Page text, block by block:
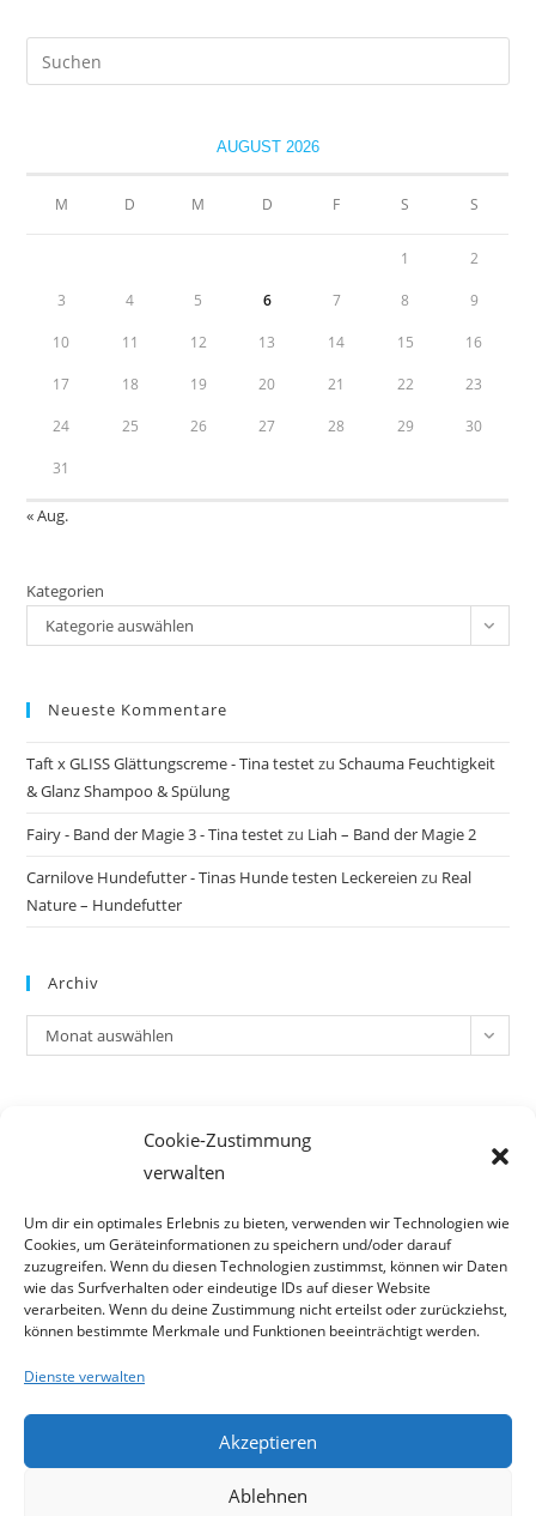
Cookie-Zustimmung
verwalten
Um dir ein optimales Erlebnis zu bieten, verwenden wir Technologien wie
Cookies, um Geräteinformationen zu speichern und/oder darauf
zuzugreifen. Wenn du diesen Technologien zustimmst, können wir Daten
wie das Surfverhalten oder eindeutige IDs auf dieser Website
verarbeiten. Wenn du deine Zustimmung nicht erteilst oder zurückziehst,
können bestimmte Merkmale und Funktionen beeinträchtigt werden.
Dienste verwalten
Akzeptieren
Ablehnen
AUGUST 2026
M D M D F S S
1 2
3 4 5 6 7 8 9
10 11 12 13 14 15 16
17 18 19 20 21 22 23
24 25 26 27 28 29 30
31
« Aug.
Kategorien
Kategorie auswählen
Neueste Kommentare
Taft x GLISS Glättungscreme - Tina testetzuSchauma Feuchtigkeit
& Glanz Shampoo & Spülung
Fairy - Band der Magie 3 - Tina testetzu Liah – Band der Magie 2
Carnilove Hundefutter - Tinas Hunde testen Leckereien zu Real
Nature – Hundefutter
Archiv
Archiv
Monat auswählen
Kommentar-Feed
WordPress.org